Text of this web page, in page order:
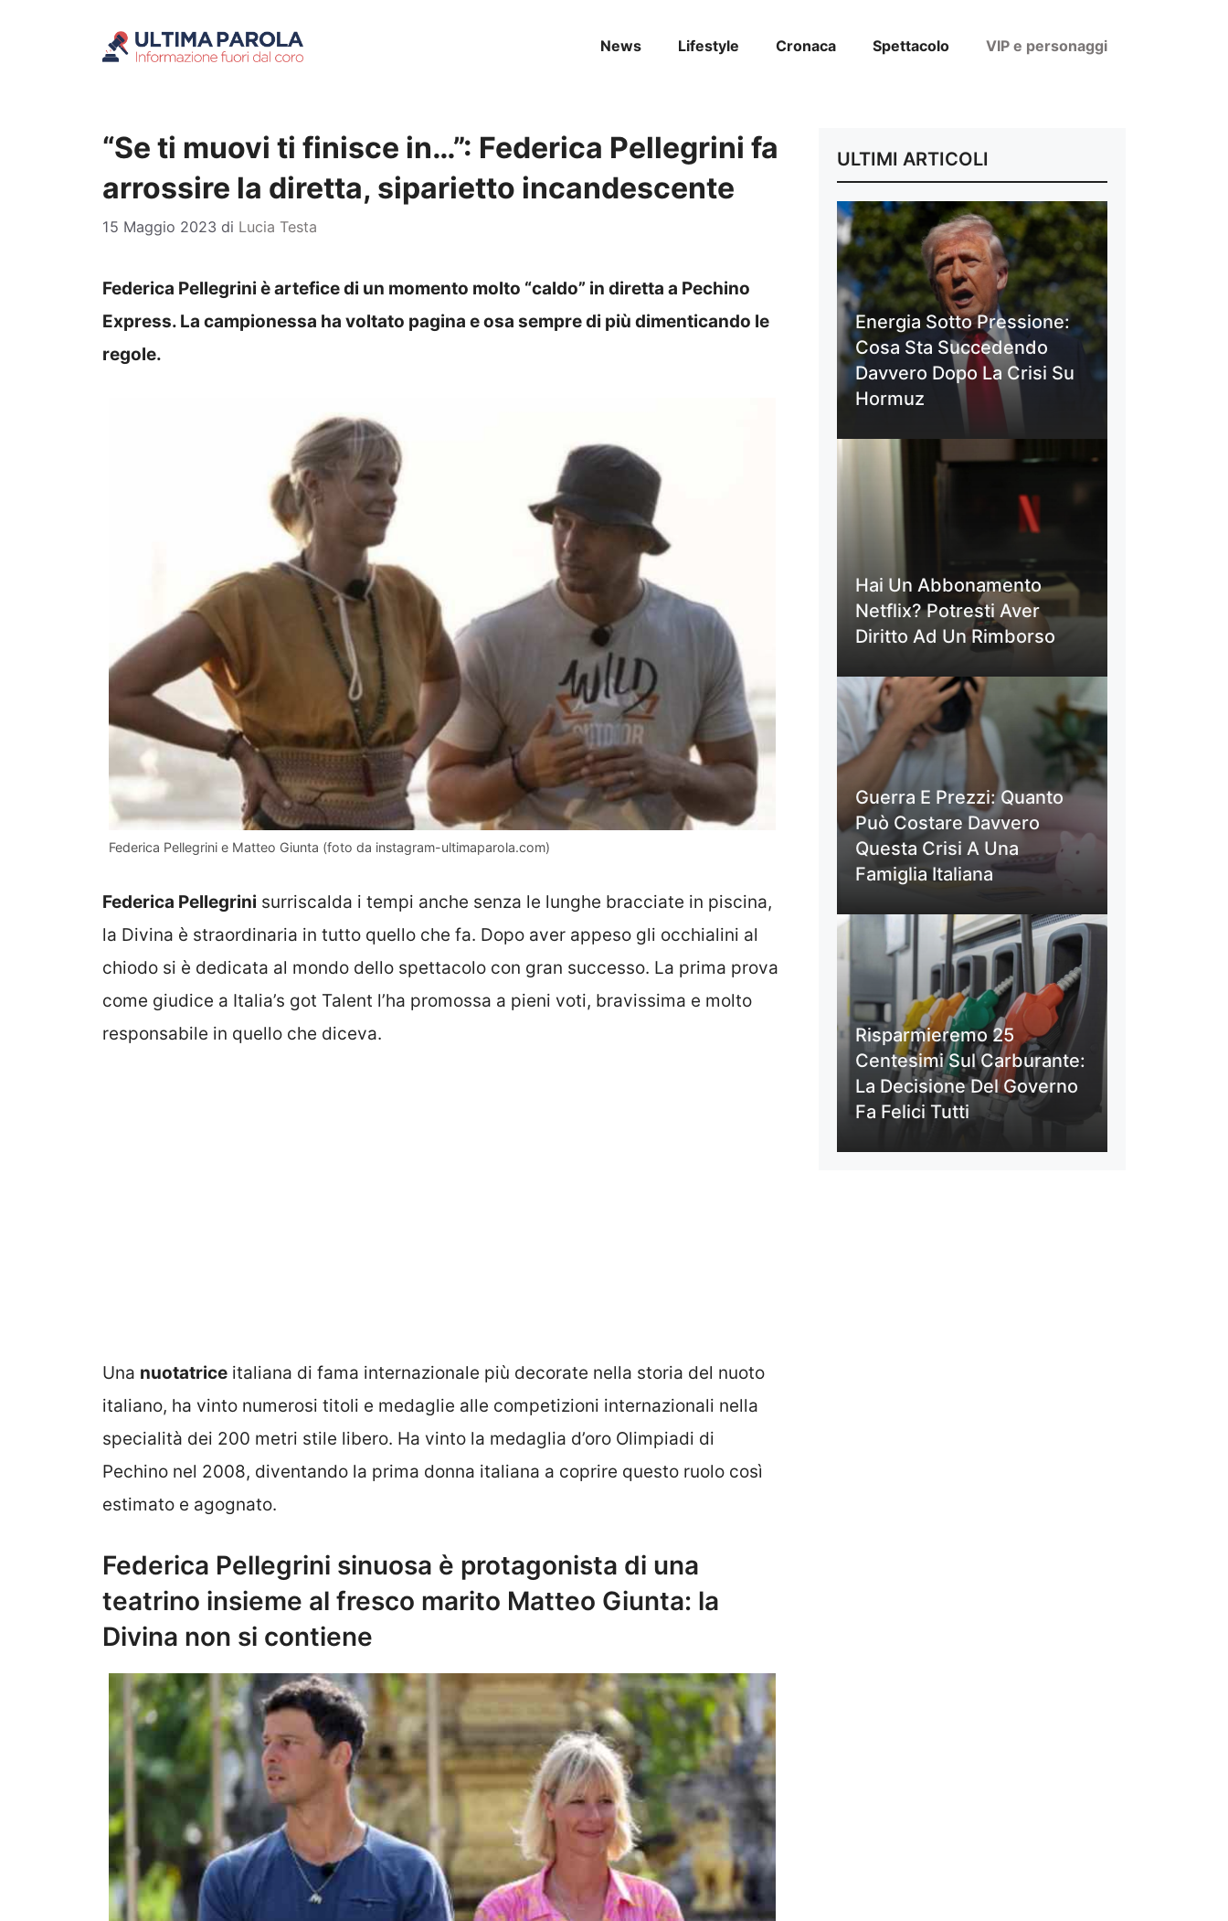
News Lifestyle Cronaca Spettacolo VIP e personaggi
“Se ti muovi ti finisce in…”: Federica Pellegrini fa
arrossire la diretta, siparietto incandescente
15 Maggio 2023 di Lucia Testa
Federica Pellegrini è artefice di un momento molto “caldo” in diretta a Pechino
Express. La campionessa ha voltato pagina e osa sempre di più dimenticando le
regole.
Federica Pellegrini e Matteo Giunta (foto da instagram-ultimaparola.com)
Federica Pellegrini surriscalda i tempi anche senza le lunghe bracciate in piscina,
la Divina è straordinaria in tutto quello che fa. Dopo aver appeso gli occhialini al
chiodo si è dedicata al mondo dello spettacolo con gran successo. La prima prova
come giudice a Italia’s got Talent l’ha promossa a pieni voti, bravissima e molto
responsabile in quello che diceva.
Una nuotatrice italiana di fama internazionale più decorate nella storia del nuoto
italiano, ha vinto numerosi titoli e medaglie alle competizioni internazionali nella
specialità dei 200 metri stile libero. Ha vinto la medaglia d’oro Olimpiadi di
Pechino nel 2008, diventando la prima donna italiana a coprire questo ruolo così
estimato e agognato.
Federica Pellegrini sinuosa è protagonista di una
teatrino insieme al fresco marito Matteo Giunta: la
Divina non si contiene
ULTIMI ARTICOLI
Energia Sotto Pressione:
Cosa Sta Succedendo
Davvero Dopo La Crisi Su
Hormuz
Hai Un Abbonamento
Netflix? Potresti Aver
Diritto Ad Un Rimborso
Guerra E Prezzi: Quanto
Può Costare Davvero
Questa Crisi A Una
Famiglia Italiana
Risparmieremo 25
Centesimi Sul Carburante:
La Decisione Del Governo
Fa Felici Tutti